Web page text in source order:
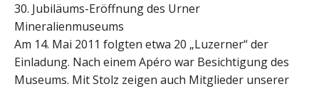
30. Jubiläums-Eröffnung des Urner
Mineralienmuseums
Am 14. Mai 2011 folgten etwa 20 „Luzerner“ der
Einladung. Nach einem Apéro war Besichtigung des
Museums. Mit Stolz zeigen auch Mitglieder unserer